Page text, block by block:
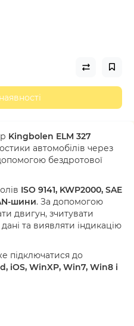
Kingbolen ELM 327
автомобілів через
бездротової
ISO 9141, KWP2000, SAE
шини. За допомогою
двигун, зчитувати
та виявляти індикацію
підключатися до
iOS, WinXP, Win7, Win8 і